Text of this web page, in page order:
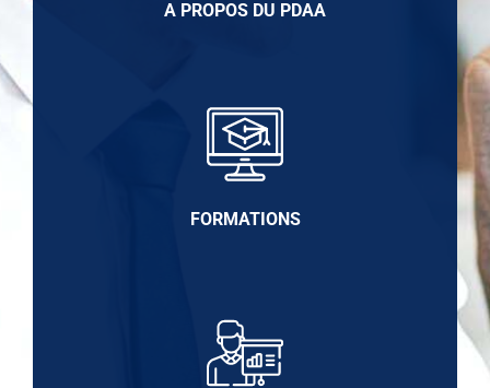
A PROPOS DU PDAA
FORMATIONS